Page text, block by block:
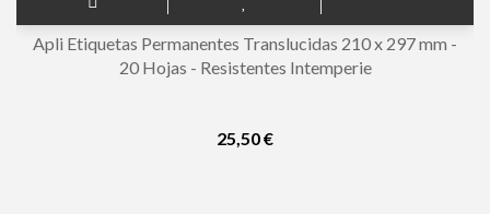
Apli Etiquetas Permanentes Translucidas 210 x 297 mm -
20 Hojas - Resistentes Intemperie
25,50 €